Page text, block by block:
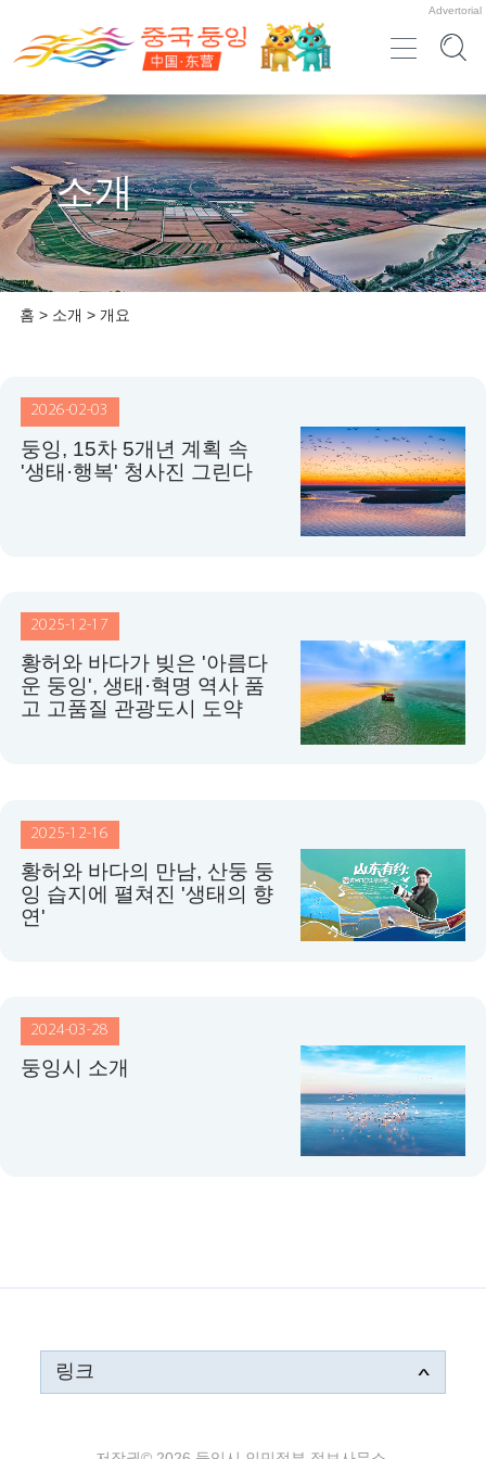
Advertorial
소개
홈 > 소개 > 개요
2026-02-03
둥잉, 15차 5개년 계획 속
'생태·행복' 청사진 그린다
2025-12-17
황허와 바다가 빚은 '아름다
운 둥잉', 생태·혁명 역사 품
고 고품질 관광도시 도약
2025-12-16
황허와 바다의 만남, 산둥 둥
잉 습지에 펼쳐진 '생태의 향
연'
2024-03-28
둥잉시 소개
링크